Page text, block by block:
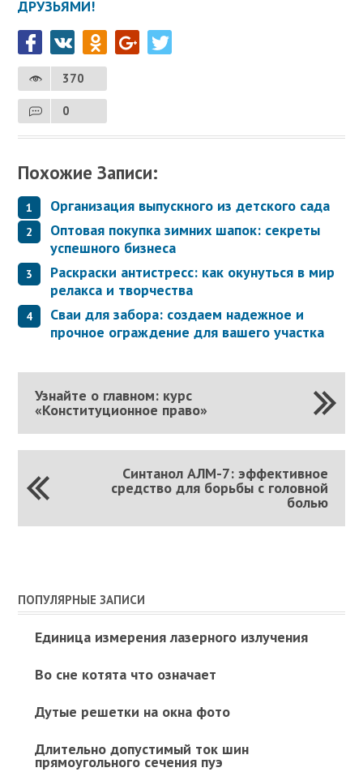
ДРУЗЬЯМИ!
370
0
Похожие Записи:
Организация выпускного из детского сада
Оптовая покупка зимних шапок: секреты
успешного бизнеса
Раскраски антистресс: как окунуться в мир
релакса и творчества
Сваи для забора: создаем надежное и
прочное ограждение для вашего участка
Узнайте о главном: курс
«Конституционное право»
Синтанол АЛМ-7: эффективное
средство для борьбы с головной
болью
ПОПУЛЯРНЫЕ ЗАПИСИ
Единица измерения лазерного излучения
Во сне котята что означает
Дутые решетки на окна фото
Длительно допустимый ток шин
прямоугольного сечения пуэ